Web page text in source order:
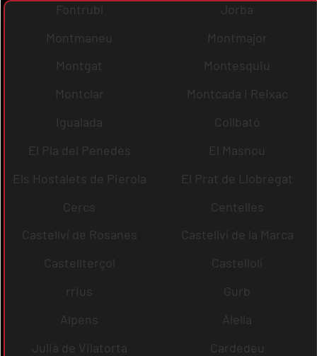
Fontrubí
Jorba
Montmaneu
Montmajor
Montgat
Montesquiu
Montclar
Montcada i Reixac
Igualada
Collbató
El Pla del Penedès
El Masnou
Els Hostalets de Pierola
El Prat de Llobregat
Cercs
Centelles
Castellví de Rosanes
Castellví de la Marca
Castellterçol
Castellolí
rrius
Gurb
Alpens
Alella
Julià de Vilatorta
Cardedeu